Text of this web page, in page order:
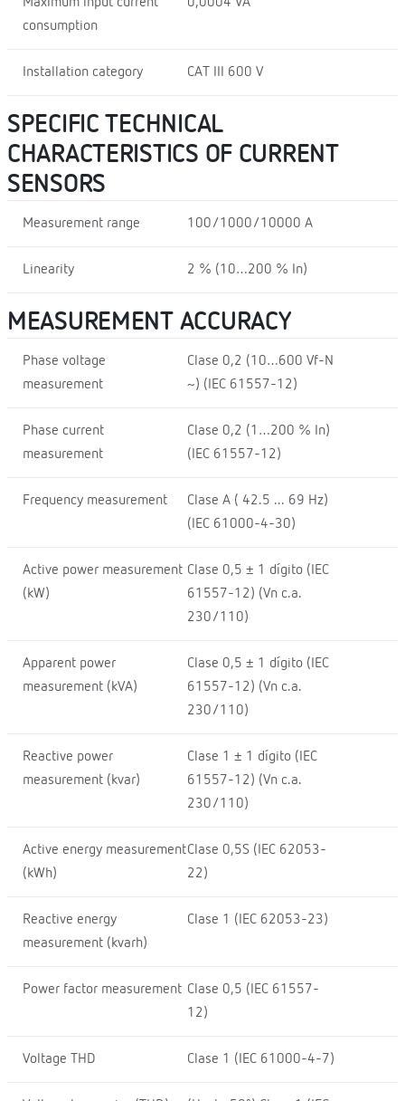
Maximum input current
consumption
0,0004 VA
Installation category CAT III 600 V
SPECIFIC TECHNICAL
CHARACTERISTICS OF CURRENT
SENSORS
Measurement range 100/1000/10000 A
Linearity 2 % (10…200 % In)
MEASUREMENT ACCURACY
Phase voltage
measurement
Clase 0,2 (10…600 Vf-N
~) (IEC 61557-12)
Phase current
measurement
Clase 0,2 (1…200 % In)
(IEC 61557-12)
Frequency measurement
Clase A ( 42.5 ... 69 Hz)
(IEC 61000-4-30)
Active power measurement
(kW)
Clase 0,5 ± 1 dígito (IEC
61557-12) (Vn c.a.
230/110)
Apparent power
measurement (kVA)
Clase 0,5 ± 1 dígito (IEC
61557-12) (Vn c.a.
230/110)
Reactive power
measurement (kvar)
Clase 1 ± 1 dígito (IEC
61557-12) (Vn c.a.
230/110)
Active energy measurement
(kWh)
Clase 0,5S (IEC 62053-
22)
Reactive energy
measurement (kvarh)
Clase 1 (IEC 62053-23)
Power factor measurement Clase 0,5 (IEC 61557-
12)
Voltage THD Clase 1 (IEC 61000-4-7)